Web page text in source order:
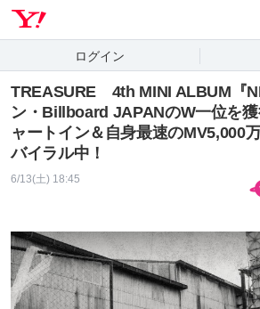
ログイン
TREASURE 4th MINI ALBUM『
ン・Billboard JAPANのW一位を
ャートイン＆自身最速のMV5,000
バイラル中！
6/13(土) 18:45